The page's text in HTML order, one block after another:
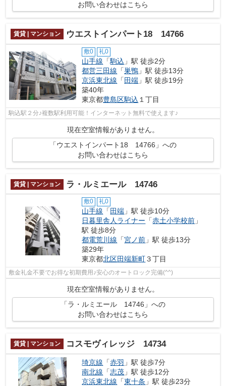
お問い合わせはこちら
賃貸 | マンション ウエストインパート18 14766
敷0 礼0
山手線 「駒込 」駅 徒歩2分
都営三田線 「巣鴨 」駅 徒歩13分
京浜東北線 「 田端 」駅 徒歩19分
築40年
東京都豊島区駒込 １丁目
駒込駅２分♪複数駅利用可能！インターネット無料で使えます♪
現在空室情報がありません。
「ウエストインパート18 14766」への
お問い合わせはこちら
賃貸 | マンション ラ・ルミエール 14746
敷0 礼0
山手線 「 田端 」駅 徒歩10分
日暮里舎人ライナー 「赤土小学校前 」
駅 徒歩8分
都電荒川線 「宮ノ前 」駅 徒歩13分
築29年
東京都北区田端新町３丁目
敷金礼金不要でお得な初期費用♪安心のオートロック完備(^^)
現在空室情報がありません。
「ラ・ルミエール 14746」への
お問い合わせはこちら
賃貸 | マンション コスモヴィレッジ 14734
埼京線 「赤羽 」駅 徒歩7分
南北線 「志茂 」駅 徒歩12分
京浜東北線 「東十条 」駅 徒歩23分